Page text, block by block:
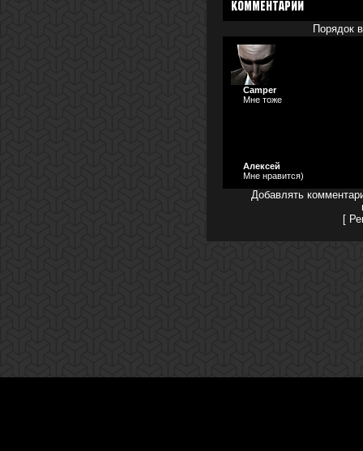
Комментарии
Порядок
Camper
Мне тоже
Алексей
Мне нравится)
Добавлять
[